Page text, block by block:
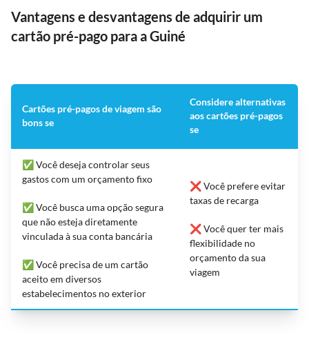
Vantagens e desvantagens de adquirir um
cartão pré-pago para a Guiné
Cartões pré-pagos de viagem são
bons se
Considere alternativas
aos cartões pré-pagos
se
✅ Você deseja controlar seus
gastos com um orçamento fixo
✅ Você busca uma opção segura
que não esteja diretamente
vinculada à sua conta bancária
✅ Você precisa de um cartão
aceito em diversos
estabelecimentos no exterior
❌ Você prefere evitar
taxas de recarga
❌ Você quer ter mais
flexibilidade no
orçamento da sua
viagem